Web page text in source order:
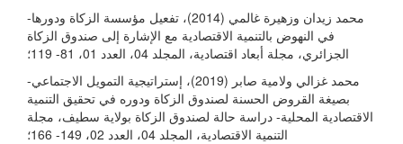
-محمد زيدان وزهيرة غالمي (2014)، تفعيل مؤسسة الزكاة ودورها
في النهوض بالتنمية الاقتصادية مع الإشارة إلى صندوق الزكاة
الجزائري، مجلة أبعاد اقتصادية، المجلد 04، العدد 01، 81- 119؛
-محمد غزالي ولامية صابر (2019)، إستراتيجية التمويل الاجتماعي
بصيغة القروض الحسنة لصندوق الزكاة ودوره في تحقيق التنمية
الاقتصادية المحلية- دراسة حالة لصندوق الزكاة بولاية سطيف، مجلة
التنمية الاقتصادية، المجلد 04، العدد 02، 149- 166؛